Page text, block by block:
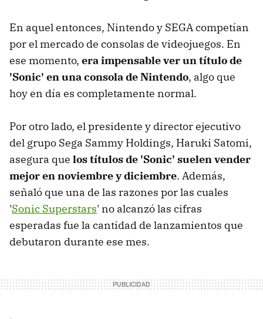
En aquel entonces, Nintendo y SEGA competían
por el mercado de consolas de videojuegos. En
ese momento, era impensable ver un título de
'Sonic' en una consola de Nintendo, algo que
hoy en día es completamente normal.
Por otro lado, el presidente y director ejecutivo
del grupo Sega Sammy Holdings, Haruki Satomi,
asegura que los títulos de 'Sonic' suelen vender
mejor en noviembre y diciembre. Además,
señaló que una de las razones por las cuales
'Sonic Superstars' no alcanzó las cifras
esperadas fue la cantidad de lanzamientos que
debutaron durante ese mes.